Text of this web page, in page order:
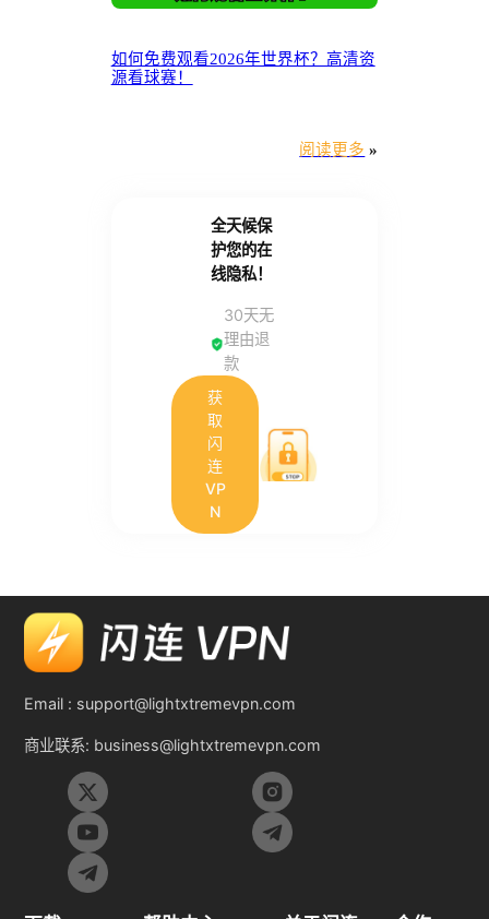
如何免费观看2026年世界杯？高清资
源看球赛！
阅读更多 »
全天候保
护您的在
线隐私！
30天无
理由退
款
获
取
闪
连
VP
N
Email : support@lightxtremevpn.com
商业联系: business@lightxtremevpn.com